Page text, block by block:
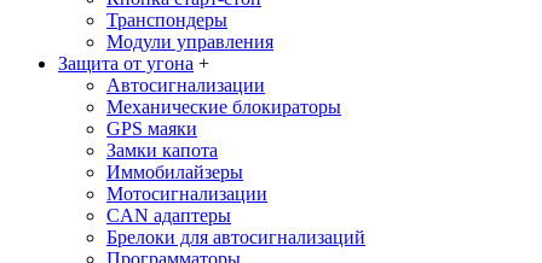
Транспондеры
Модули управления
Защита от угона +
Автосигнализации
Механические блoкираторы
GPS маяки
Замки капота
Иммобилайзеры
Мотосигнализации
CAN адаптеры
Брелоки для автосигнализаций